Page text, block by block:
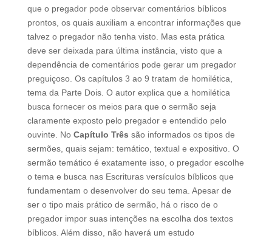
que o pregador pode observar comentários bíblicos
prontos, os quais auxiliam a encontrar informações que
talvez o pregador não tenha visto. Mas esta prática
deve ser deixada para última instância, visto que a
dependência de comentários pode gerar um pregador
preguiçoso. Os capítulos 3 ao 9 tratam de homilética,
tema da Parte Dois. O autor explica que a homilética
busca fornecer os meios para que o sermão seja
claramente exposto pelo pregador e entendido pelo
ouvinte. No Capítulo Três são informados os tipos de
sermões, quais sejam: temático, textual e expositivo. O
sermão temático é exatamente isso, o pregador escolhe
o tema e busca nas Escrituras versículos bíblicos que
fundamentam o desenvolver do seu tema. Apesar de
ser o tipo mais prático de sermão, há o risco de o
pregador impor suas intenções na escolha dos textos
bíblicos. Além disso, não haverá um estudo